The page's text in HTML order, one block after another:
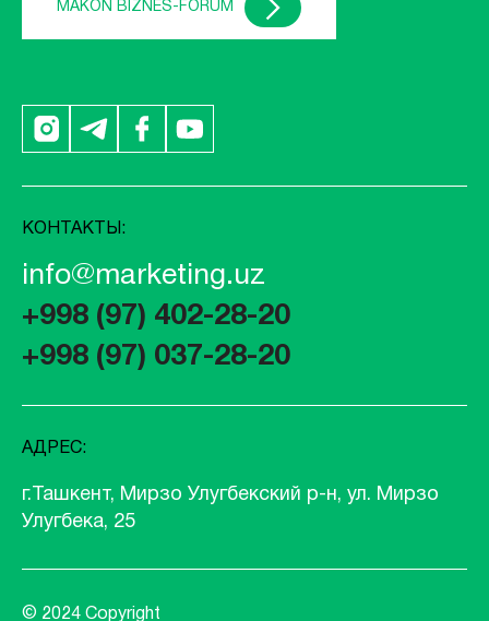
MAKON BIZNES-FORUM
КОНТАКТЫ:
info@marketing.uz
+998 (97) 402-28-20
+998 (97) 037-28-20
АДРЕС:
г.Ташкент, Мирзо Улугбекский р-н, ул. Мирзо
Улугбека, 25
© 2024 Copyright